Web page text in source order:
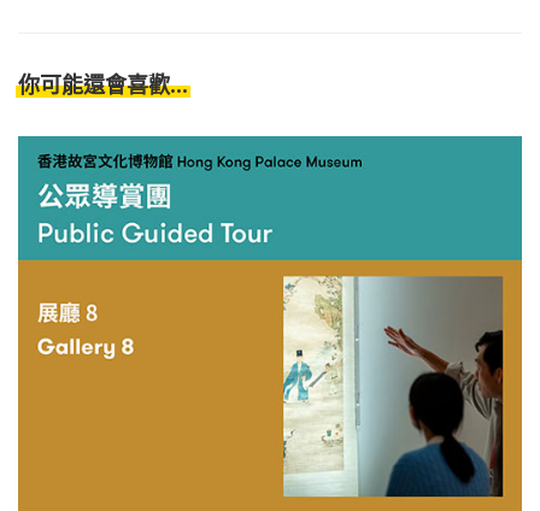
你可能還會喜歡...